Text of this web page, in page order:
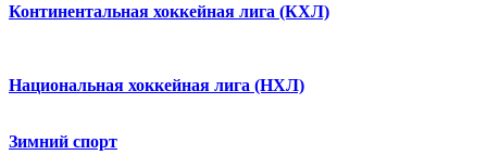
Континентальная хоккейная лига (КХЛ)
Национальная хоккейная лига (НХЛ)
Зимний спорт